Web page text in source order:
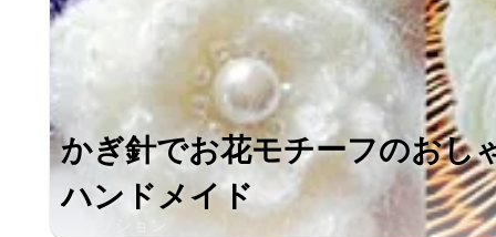
かぎ針でお花モチーフのおし
ハンドメイド
ファッション